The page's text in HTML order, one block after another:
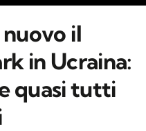
il
in Ucraina:
quasi tutti